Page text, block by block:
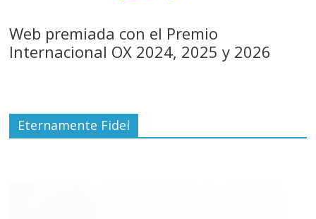
Web premiada con el Premio
Internacional OX 2024, 2025 y 2026
Eternamente Fidel